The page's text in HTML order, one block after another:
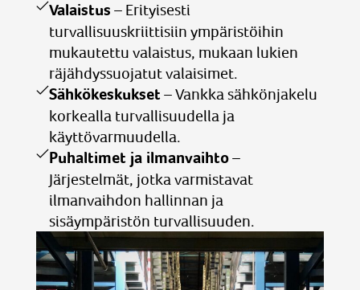
Valaistus – Erityisesti
turvallisuuskriittisiin ympäristöihin
mukautettu valaistus, mukaan lukien
räjähdyssuojatut valaisimet.
Sähkökeskukset– Vankka sähkönjakelu
korkealla turvallisuudella ja
käyttövarmuudella.
Puhaltimet ja ilmanvaihto–
Järjestelmät, jotka varmistavat
ilmanvaihdon hallinnan ja
sisäympäristön turvallisuuden.